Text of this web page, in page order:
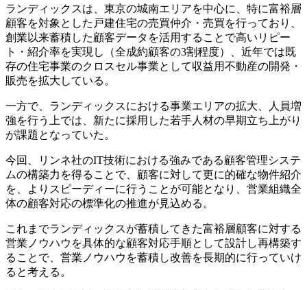
ランディックスは、東京の城南エリアを中心に、特に富裕層
顧客を対象とした戸建住宅の売買仲介・売買を行っており、
創業以来蓄積した顧客データを活用することで高いリピー
ト・紹介率を実現し（全成約顧客の3割程度）、近年では既
存の住宅事業のクロスセル事業として収益用不動産の開発・
販売を拡大している。
一方で、ランディックスにおける事業エリアの拡大、人員増
強を行う上では、新たに採用した若手人材の早期立ち上がり
が課題となっていた。
今回、リンネ社のIT技術における強みである顧客管理システ
ムの構築力を得ることで、顧客に対して更に的確な物件紹介
を、よりスピーディーに行うことが可能となり、営業組織全
体の顧客対応の標準化の推進が見込める。
これまでランディックスが蓄積してきた富裕層顧客に対する
営業ノウハウを具体的な顧客対応手順として設計し再構築す
ることで、営業ノウハウを蓄積し改善を長期的に行っていけ
ると考える。